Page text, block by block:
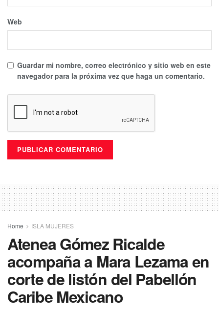
Web
Guardar mi nombre, correo electrónico y sitio web en este
navegador para la próxima vez que haga un comentario.
Home ISLA MUJERES
Atenea Gómez Ricalde
acompaña a Mara Lezama en
corte de listón del Pabellón
Caribe Mexicano